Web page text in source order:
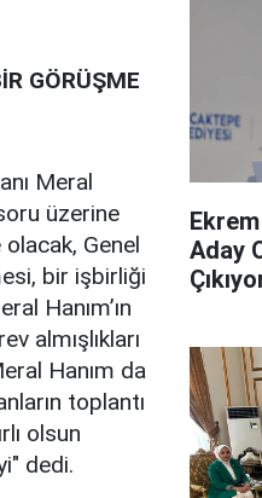
GÖRÜŞME
Meral
üzerine
Genel
bir işbirliği
Hanım’ın
almışlıkları
Hanım da
toplantı
olsun
dedi.
Aday